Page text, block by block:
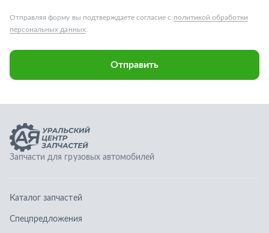
Запчасти для грузовых автомобилей
Каталог запчастей
Спецпредложения
О компании
Контакты
Доставка и оплата